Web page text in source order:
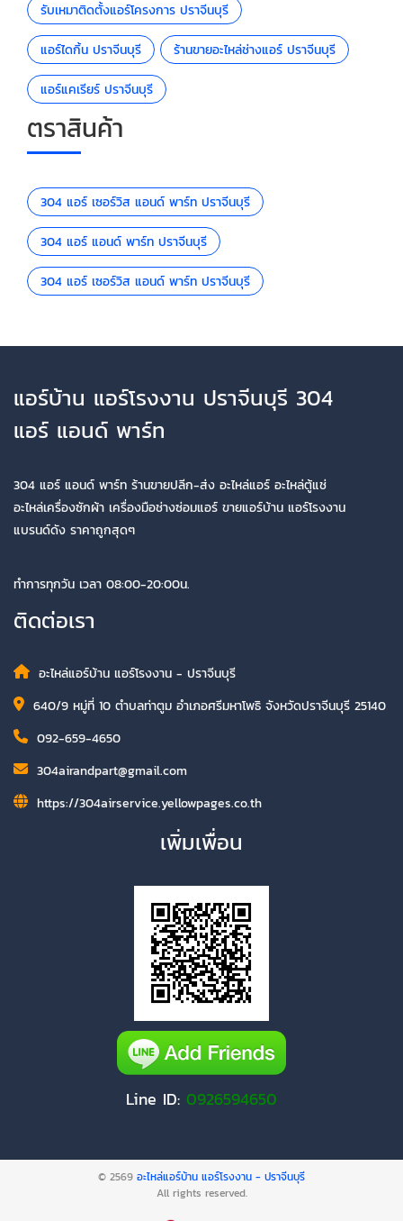
รับเหมาติดตั้งแอร์โครงการ ปราจีนบุรี
แอร์ไดกิ้น ปราจีนบุรี ร้านขายอะไหล่ช่างแอร์ ปราจีนบุรี
แอร์แคเรียร์ ปราจีนบุรี
ตราสินค้า
304 แอร์ เซอร์วิส แอนด์ พาร์ท ปราจีนบุรี
304 แอร์ แอนด์ พาร์ท ปราจีนบุรี
304 แอร์ เซอร์วิส แอนด์ พาร์ท ปราจีนบุรี
แอร์บ้าน แอร์โรงงาน ปราจีนบุรี 304
แอร์ แอนด์ พาร์ท
304 แอร์ แอนด์ พาร์ท ร้านขายปลีก-ส่ง อะไหล่แอร์ อะไหล่ตู้แช่
อะไหล่เครื่องซักผ้า เครื่องมือช่างซ่อมแอร์ ขายแอร์บ้าน แอร์โรงงาน
แบรนด์ดัง ราคาถูกสุดๆ
ทำการทุกวัน เวลา 08:00-20:00น.
ติดต่อเรา
อะไหล่แอร์บ้าน แอร์โรงงาน - ปราจีนบุรี
640/9 หมู่ที่ 10 ตำบลท่าตูม อำเภอศรีมหาโพธิ จังหวัดปราจีนบุรี 25140
092-659-4650
304airandpart@gmail.com
https://304airservice.yellowpages.co.th
เพิ่มเพื่อน
Line ID: 0926594650
© 2569 อะไหล่แอร์บ้าน แอร์โรงงาน - ปราจีนบุรี
All rights reserved.